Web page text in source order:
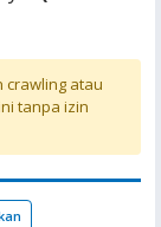
crawling atau
tanpa izin